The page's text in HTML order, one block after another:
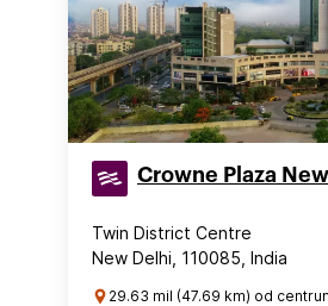
Crowne Plaza
Twin District Centre
New Delhi, 110085, India
29.63 mil (47.69 km) od